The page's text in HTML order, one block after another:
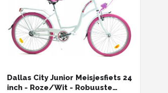
Dallas City Junior Meisjesfiets 24
inch - Roze/Wit - Robuuste